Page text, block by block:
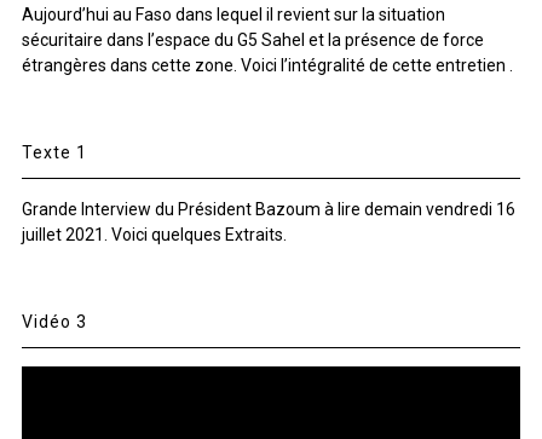
Aujourd’hui au Faso dans lequel il revient sur la situation
sécuritaire dans l’espace du G5 Sahel et la présence de force
étrangères dans cette zone. Voici l’intégralité de cette entretien .
Texte 1
Grande Interview du Président Bazoum à lire demain vendredi 16
juillet 2021. Voici quelques Extraits.
Vidéo 3